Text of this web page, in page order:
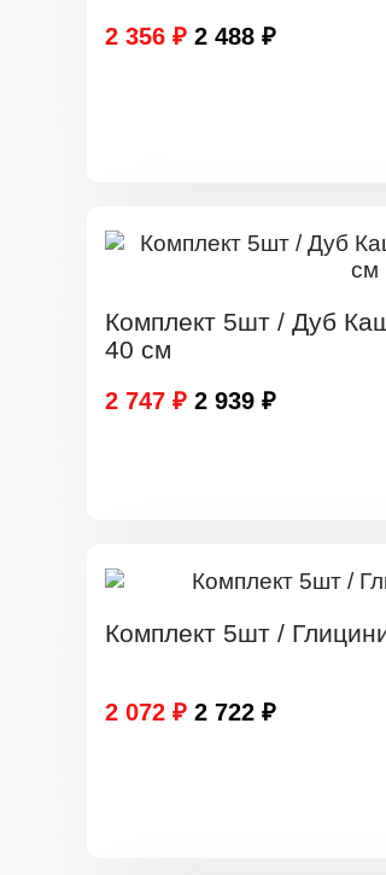
2 356 ₽ 2 488 ₽
Комплект 5шт / Дуб
40 см
2 747 ₽ 2 939 ₽
Комплект 5шт /
2 072 ₽ 2 722 ₽